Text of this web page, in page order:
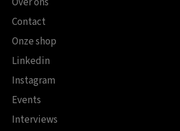
Contact
Onze shop
Linkedin
Instagram
Events
Interviews